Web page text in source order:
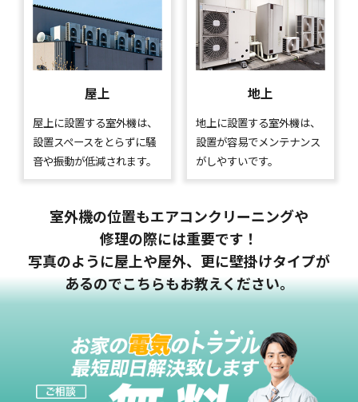
屋上
屋上に設置する室外機は、
設置スペースをとらずに騒
音や振動が低減されます。
地上
地上に設置する室外機は、
設置が容易でメンテナンス
がしやすいです。
室外機の位置もエアコンクリーニングや
修理の際には重要です！
写真のように屋上や屋外、更に壁掛けタイプが
あるのでこちらもお教えください。